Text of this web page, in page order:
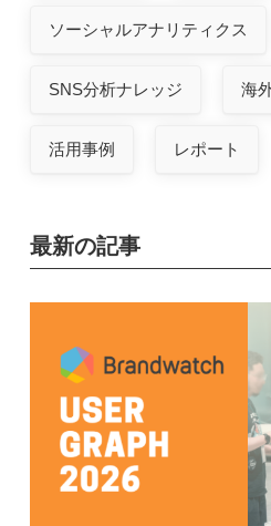
ソーシャルアナリティクス
SNS分析ナレッジ 海
活用事例 レポート
最新の記事